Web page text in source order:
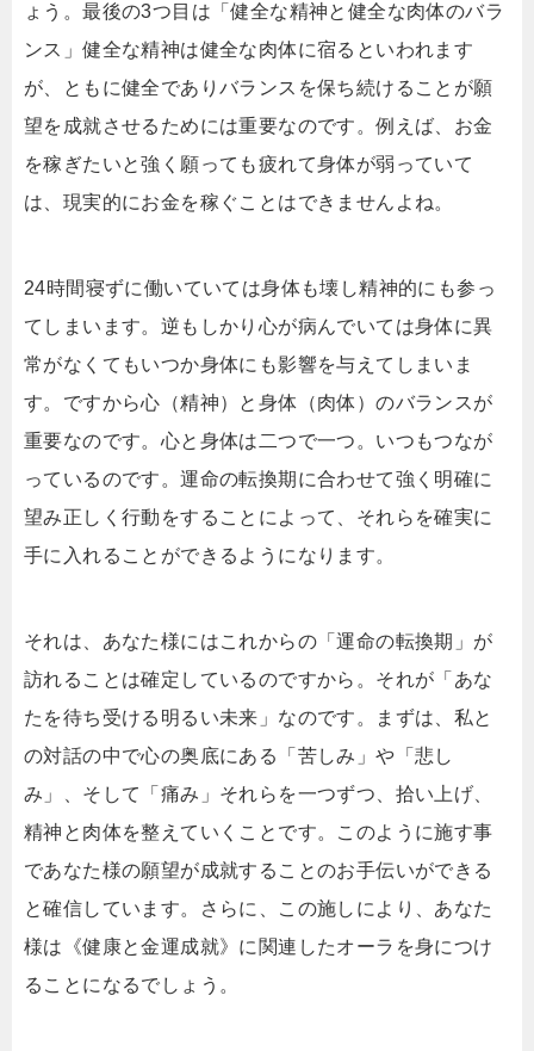
ょう。最後の3つ目は「健全な精神と健全な肉体のバラ
ンス」健全な精神は健全な肉体に宿るといわれます
が、ともに健全でありバランスを保ち続けることが願
望を成就させるためには重要なのです。例えば、お金
を稼ぎたいと強く願っても疲れて身体が弱っていて
は、現実的にお金を稼ぐことはできませんよね。
24時間寝ずに働いていては身体も壊し精神的にも参っ
てしまいます。逆もしかり心が病んでいては身体に異
常がなくてもいつか身体にも影響を与えてしまいま
す。ですから心（精神）と身体（肉体）のバランスが
重要なのです。心と身体は二つで一つ。いつもつなが
っているのです。運命の転換期に合わせて強く明確に
望み正しく行動をすることによって、それらを確実に
手に入れることができるようになります。
それは、あなた様にはこれからの「運命の転換期」が
訪れることは確定しているのですから。それが「あな
たを待ち受ける明るい未来」なのです。まずは、私と
の対話の中で心の奥底にある「苦しみ」や「悲し
み」、そして「痛み」それらを一つずつ、拾い上げ、
精神と肉体を整えていくことです。このように施す事
であなた様の願望が成就することのお手伝いができる
と確信しています。さらに、この施しにより、あなた
様は《健康と金運成就》に関連したオーラを身につけ
ることになるでしょう。